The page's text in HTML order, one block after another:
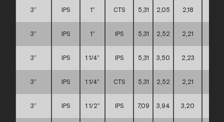
3” IPS 1” CTS 5,31 2,05 2,18
3” IPS 1” IPS 5,31 2,52 2,21
3” IPS 1 1/4” IPS 5,31 3,50 2,23
3” IPS 1 1/4” CTS 5,31 2,52 2,21
3” IPS 1 1/2” IPS 7,09 3,94 3,20 C